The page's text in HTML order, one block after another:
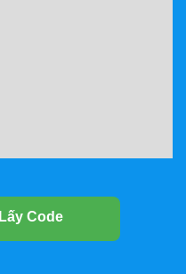
Lấy Code